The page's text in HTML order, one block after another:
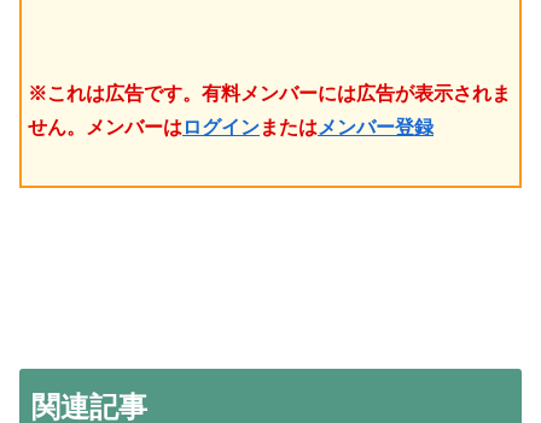
※これは広告です。有料メンバーには広告が表示されま
せん。メンバーは ログインまたは メンバー登録
関連記事